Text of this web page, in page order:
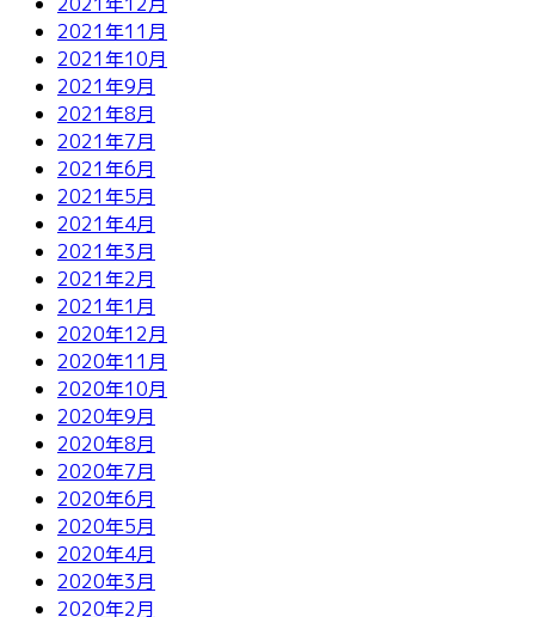
2021年11月
2021年10月
2021年9月
2021年8月
2021年7月
2021年6月
2021年5月
2021年4月
2021年3月
2021年2月
2021年1月
2020年12月
2020年11月
2020年10月
2020年9月
2020年8月
2020年7月
2020年6月
2020年5月
2020年4月
2020年3月
2020年2月